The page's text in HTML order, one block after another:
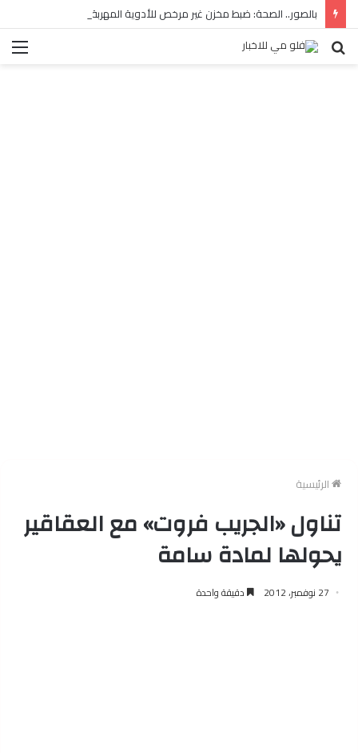
بالصور.. الصحة: ضبط مخزن غير مرخص للأدوية المهربة بالبساتين
بحث
الرئيسية
تناول «الجريب فروت» مع العقاقير
يحولها لمادة سامة
27 نوفمبر، 2012 دقيقة واحدة